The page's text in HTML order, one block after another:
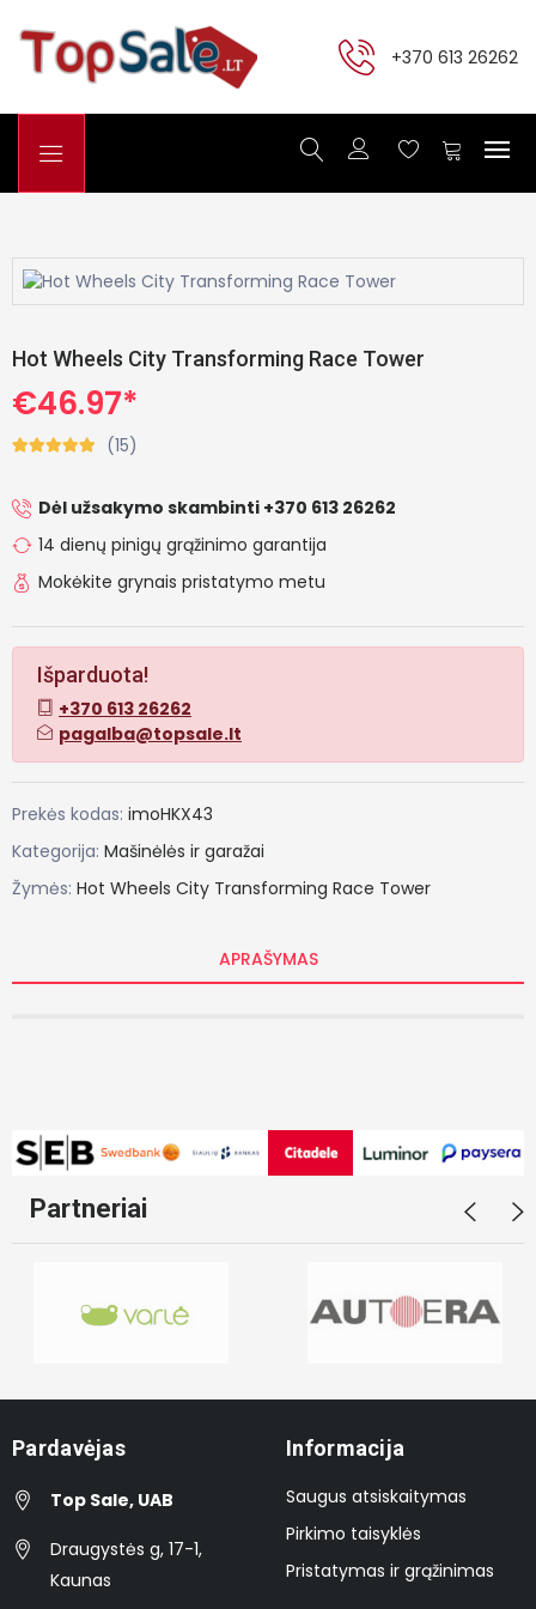
+370 613 26262
Hot Wheels City Transforming Race Tower
€46.97*
(15)
Dėl užsakymo skambinti +370 613 26262
14 dienų pinigų grąžinimo garantija
Mokėkite grynais pristatymo metu
Išparduota!
+370 613 26262
pagalba@topsale.lt
Prekės kodas: imoHKX43
Kategorija: Mašinėlės ir garažai
Žymės: Hot Wheels City Transforming Race Tower
APRAŠYMAS
Partneriai
Pardavėjas
Top Sale, UAB
Draugystės g, 17-1,
Kaunas
Informacija
Saugus atsiskaitymas
Pirkimo taisyklės
Pristatymas ir grąžinimas